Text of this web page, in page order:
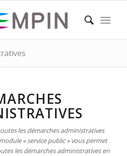
les démarches administratives
« service public » vous permet
les démarches administratives en